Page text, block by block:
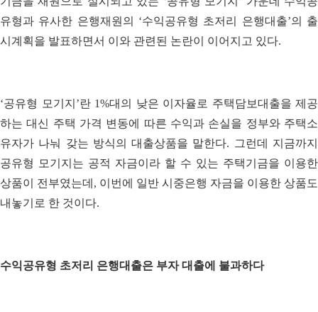
유형과 유사한 은행재원의 ‘수익공유형 초저리 은행대출’의 출
시계획을 발표하면서 이와 관련된 논란이 이어지고 있다.
‘공유형 모기지’란 1%대의 낮은 이자율로 주택담보대출을 제공
하는 대신 주택 가격 변동에 따른 수익과 손실을 정부와 주택소
유자가 나눠 갖는 방식의 대출상품을 말한다. 그런데 지금까지
공유형 모기지는 공적 자금이라 할 수 있는 주택기금을 이용한
상품이 전부였는데, 이번에 일반 시중은행 자금을 이용한 상품도
내놓기로 한 것이다.
수익공유형 초저리 은행대출은 부자 대출에 불과하다